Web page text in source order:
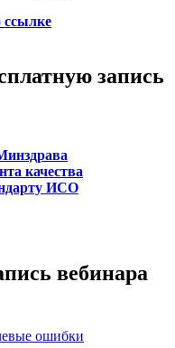
ссылке
запись
качества
ИСО
вебинара